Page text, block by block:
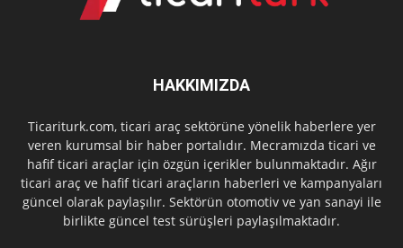
HAKKIMIZDA
Ticariturk.com, ticari araç sektörüne yönelik haberlere yer
veren kurumsal bir haber portalıdır. Mecramızda ticari ve
hafif ticari araçlar için özgün içerikler bulunmaktadır. Ağır
ticari araç ve hafif ticari araçların haberleri ve kampanyaları
güncel olarak paylaşılır. Sektörün otomotiv ve yan sanayi ile
birlikte güncel test sürüşleri paylaşılmaktadır.